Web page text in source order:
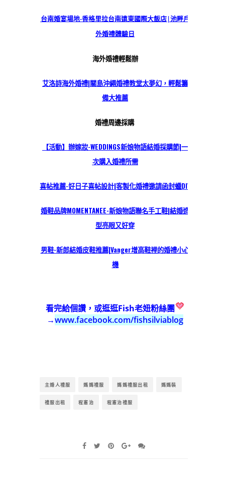
台南婚宴場地-香格里拉台南遠東國際大飯店|池畔戶
外婚禮體驗日
海外婚禮輕鬆辦
艾洛詩海外婚禮|關島沖繩婚禮教堂太夢幻，輕鬆籌
備大推薦
婚禮周邊採購
【活動】辦嫁妝-WEDDINGS新娘物語結婚採購節|一
次購入婚禮所需
喜帖推薦-好日子喜帖設計|客製化婚禮邀請函封蠟DIY
婚鞋品牌MOMENTANEE-新娘物語聯名手工鞋|結婚造
型亮眼又好穿
男鞋-新郎結婚皮鞋推薦|Vanger增高鞋裡的婚禮小心
機
看完給個讚，或逛逛Fish老妞粉絲團
→www.facebook.com/fishsilviablog
主婚人禮服 媽媽禮服 媽媽禮服出租 媽媽裝
禮服出租 程憲治 程憲治禮服